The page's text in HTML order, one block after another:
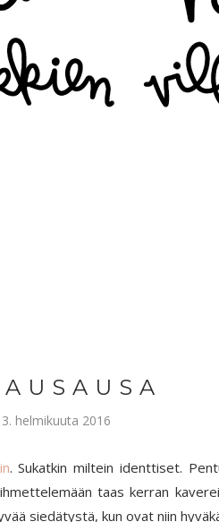
U S A U S A
helmikuuta 2016
. Sukatkin miltein identtiset.
taas kerran
siedätystä, kun ovat niin